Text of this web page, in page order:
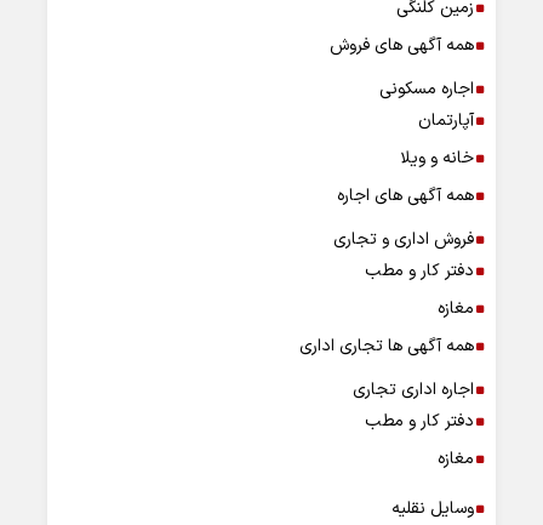
زمین کلنگی
همه آگهی های فروش
اجاره مسکونی
آپارتمان
خانه و ویلا
همه آگهی های اجاره
فروش اداری و تجاری
دفتر کار و مطب
مغازه
همه آگهی ها تجاری اداری
اجاره اداری تجاری
دفتر کار و مطب
مغازه
وسایل نقلیه